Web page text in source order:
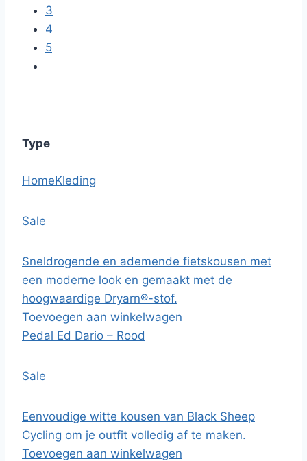
3
4
5
Type
HomeKleding
Sale
Sneldrogende en ademende fietskousen met
een moderne look en gemaakt met de
hoogwaardige Dryarn®-stof.
Toevoegen aan winkelwagen
Pedal Ed Dario – Rood
Sale
Eenvoudige witte kousen van Black Sheep
Cycling om je outfit volledig af te maken.
Toevoegen aan winkelwagen